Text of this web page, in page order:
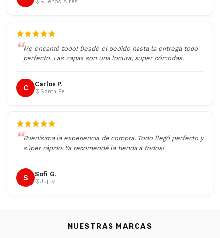
Buenos Aires
Me encantó todo! Desde el pedido hasta la entrega todo
perfecto. Las zapas son una locura, super cómodas.
C Carlos P.
Santa Fe
Buenísima la experiencia de compra. Todo llegó perfecto y
súper rápido. Ya recomendé la tienda a todos!
S Sofi G.
Jujuy
NUESTRAS MARCAS